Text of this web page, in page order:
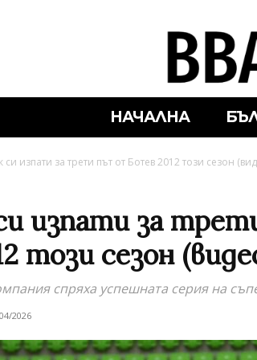
НАЧАЛНА
си изпати за трети път от Ботев 2012 този сезон
изпати за
този сезон
спряха успешната серия на
2026